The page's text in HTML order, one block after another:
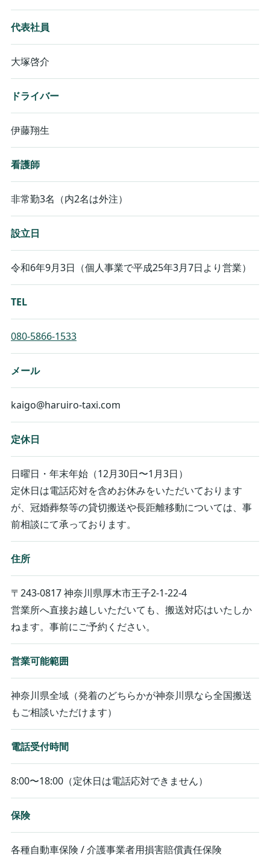
代表社員
大塚啓介
ドライバー
伊藤翔生
看護師
非常勤3名（内2名は外注）
設立日
令和6年9月3日（個人事業で平成25年3月7日より営業）
TEL
080-5866-1533
メール
kaigo@haruiro-taxi.com
定休日
日曜日・年末年始（12月30日〜1月3日）
定休日は電話応対を含めお休みをいただいております
が、冠婚葬祭等の貸切搬送や長距離移動については、事
前相談にて承っております。
住所
〒243-0817 神奈川県厚木市王子2-1-22-4
営業所へ直接お越しいただいても、搬送対応はいたしか
ねます。事前にご予約ください。
営業可能範囲
神奈川県全域（発着のどちらかが神奈川県なら全国搬送
もご相談いただけます）
電話受付時間
8:00〜18:00（定休日は電話応対できません）
保険
各種自動車保険 / 介護事業者用損害賠償責任保険